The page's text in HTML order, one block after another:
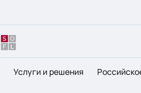
Услуги и решения